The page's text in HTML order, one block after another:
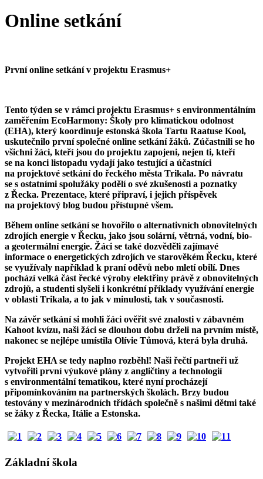
Online setkání
První online setkání v projektu Erasmus+
Tento týden se v rámci projektu Erasmus+ s environmentálním
zaměřením EcoHarmony: Školy pro klimatickou odolnost
(EHA), který koordinuje estonská škola Tartu Raatuse Kool,
uskutečnilo první společné online setkání žáků. Zúčastnili se ho
všichni žáci, kteří jsou do projektu zapojeni, nejen ti, kteří
se na konci listopadu vydají jako testující a účastníci
na projektové setkání do řeckého města Trikala. Po návratu
se s ostatními spolužáky podělí o své zkušenosti a poznatky
z Řecka. Prezentace, které připraví, i jejich příspěvek
na projektový blog budou přístupné všem.
Během online setkání se hovořilo o alternativních obnovitelných
zdrojích energie v Řecku, jako jsou solární, větrná, vodní, bio-
a geotermální energie. Žáci se také dozvěděli zajímavé
informace o energetických zdrojích ve starověkém Řecku, které
se využívaly například k praní oděvů nebo mletí obilí. Dnes
pochází velká část řecké výroby elektřiny právě z obnovitelných
zdrojů, a studenti slyšeli i konkrétní příklady využívání energie
v oblasti Trikala, a to jak v minulosti, tak v současnosti.
Na závěr setkání si mohli žáci ověřit své znalosti v zábavném
Kahoot kvízu, naši žáci se dlouhou dobu drželi na prvním místě,
nakonec se nejlépe umístila Olívie Tůmová, která byla druhá.
Projekt EHA se tedy naplno rozběhl! Naši řečtí partneři už
vytvořili první výukové plány z angličtiny a technologií
s environmentální tematikou, které nyní procházejí
připomínkováním na partnerských školách. Brzy budou
testovány v mezinárodních třídách společně s našimi dětmi také
se žáky z Řecka, Itálie a Estonska.
Základní škola